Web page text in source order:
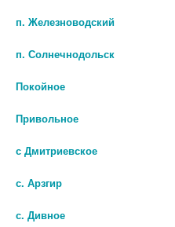
КОНТРАКТУБЕКС 50Г. ГЕЛЬ
1 544 руб.
п. Железноводский
п. Солнечнодольск
Покойное
Привольное
с Дмитриевское
с. Арзгир
с. Дивное